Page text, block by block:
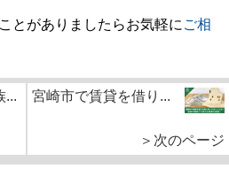
とがありましたらお気軽に ご相
... 宮崎市で賃貸を借り...
＞次のページ